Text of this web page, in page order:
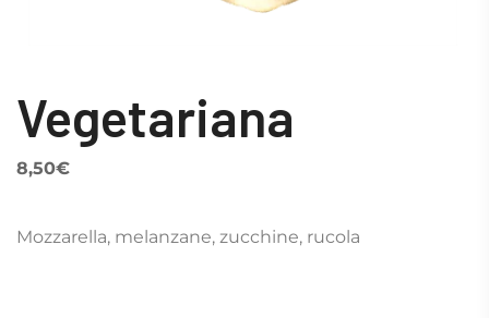
Vegetariana
8,50€
Mozzarella, melanzane, zucchine, rucola